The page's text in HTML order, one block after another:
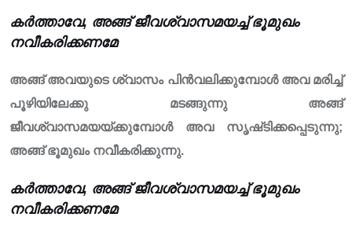
കർത്താവേ, അങ്ങ് ജീവശ്വാസമയച്ച് ഭൂമുഖം
നവീകരിക്കണമേ
അങ്ങ് അവയുടെ ശ്വാസം പിൻവലിക്കുമ്പോൾ അവ മരിച്ച്
പൂഴിയിലേക്കു മടങ്ങുന്നു അങ്ങ്
ജീവശ്വാസമയയ്ക്കുമ്പോൾ അവ സൃഷ്‌ടിക്കപ്പെടുന്നു;
അങ്ങ് ഭൂമുഖം നവീകരിക്കുന്നു.
കർത്താവേ, അങ്ങ് ജീവശ്വാസമയച്ച് ഭൂമുഖം
നവീകരിക്കണമേ